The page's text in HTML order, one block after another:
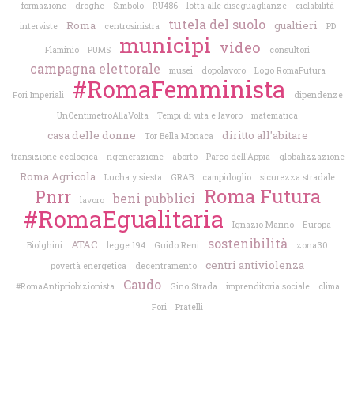
formazione
droghe Simbolo RU486 lotta alle diseguaglianze
ciclabilità
interviste
Roma centrosinistra tutela del suolo gualtieri PD
Flaminio PUMS municipi video consultori
campagna elettorale musei dopolavoro Logo RomaFutura
Fori Imperiali #RomaFemminista
dipendenze
UnCentimetroAllaVolta
Tempi di vita e lavoro matematica
casa delle donne Tor Bella Monaca diritto all'abitare
transizione ecologica rigenerazione aborto Parco dell'Appia globalizzazione
Roma Agricola Lucha y siesta GRAB campidoglio sicurezza stradale
Pnrr lavoro beni pubblici Roma Futura
#RomaEgualitaria Ignazio Marino
Europa
Biolghini
ATAC legge 194 Guido Reni sostenibilità
zona30
povertà energetica
decentramento centri antiviolenza
#RomaAntipriobizionista Caudo Gino Strada imprenditoria sociale
clima
Fori
Pratelli